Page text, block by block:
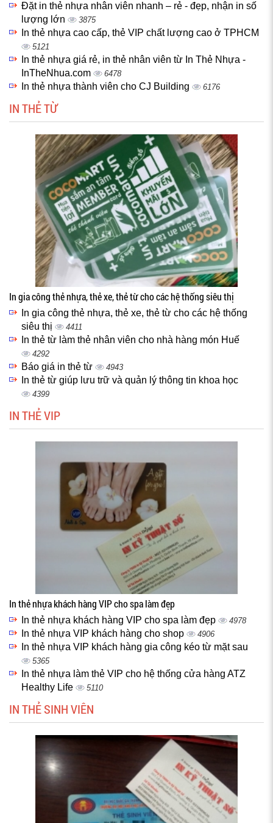
Đặt in thẻ nhựa nhân viên nhanh – rẻ - đẹp, nhận in số
lượng lớn
3875
In thẻ nhựa cao cấp, thẻ VIP chất lượng cao ở TPHCM
5121
In thẻ nhựa giá rẻ, in thẻ nhân viên từ In Thẻ Nhựa -
InTheNhua.com
6478
In thẻ nhựa thành viên cho CJ Building 6176
IN THẺ TỪ
In gia công thẻ nhựa, thẻ xe, thẻ từ cho các hệ thống siêu thị
In gia công thẻ nhựa, thẻ xe, thẻ từ cho các hệ thống
siêu thị
4411
In thẻ từ làm thẻ nhân viên cho nhà hàng món Huế
4292
Báo giá in thẻ từ 4943
In thẻ từ giúp lưu trữ và quản lý thông tin khoa học
4399
IN THẺ VIP
In thẻ nhựa khách hàng VIP cho spa làm đẹp
In thẻ nhựa khách hàng VIP cho spa làm đẹp 4978
In thẻ nhựa VIP khách hàng cho shop 4906
In thẻ nhựa VIP khách hàng gia công kéo từ mặt sau
5365
In thẻ nhựa làm thẻ VIP cho hệ thống cửa hàng ATZ
Healthy Life
5110
IN THẺ SINH VIÊN